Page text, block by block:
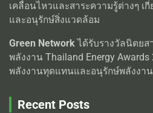
เคลื่อนไหวและสาระความรู้ต่างๆ เ
และอนุรักษ์สิ่งแวดล้อม
Green Network ได้รับรางวัลนิตยส
พลังงาน Thailand Energy
พลังงานทุดแทนและอนุรักษ์พลังงา
Recent Posts